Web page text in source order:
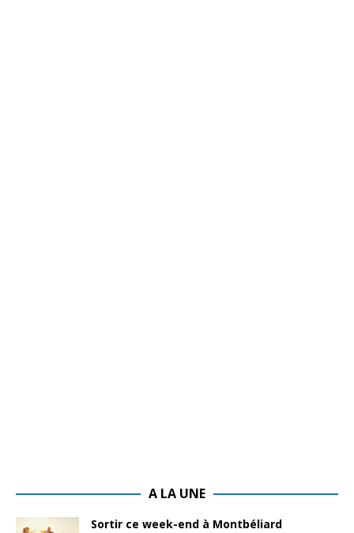
A LA UNE
Sortir ce week-end à Montbéliard